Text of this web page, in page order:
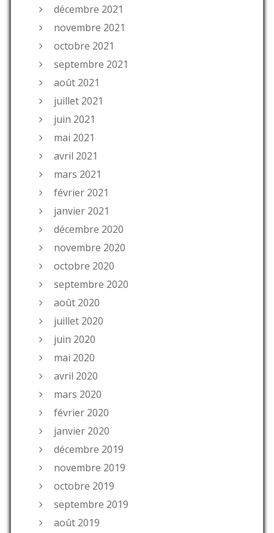
décembre 2021
novembre 2021
octobre 2021
septembre 2021
août 2021
juillet 2021
juin 2021
mai 2021
avril 2021
mars 2021
février 2021
janvier 2021
décembre 2020
novembre 2020
octobre 2020
septembre 2020
août 2020
juillet 2020
juin 2020
mai 2020
avril 2020
mars 2020
février 2020
janvier 2020
décembre 2019
novembre 2019
octobre 2019
septembre 2019
août 2019